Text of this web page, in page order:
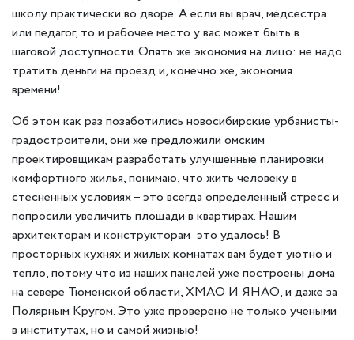
школу практически во дворе. А если вы врач, медсестра
или педагог, то и рабочее место у вас может быть в
шаговой доступности. Опять же экономия на лицо: не надо
тратить деньги на проезд и, конечно же, экономия
времени!
Об этом как раз позаботились новосибирские урбанисты-
градостроители, они же предложили омским
проектировщикам разработать улучшенные планировки
комфортного жилья, понимаю, что жить человеку в
стесненных условиях – это всегда определенный стресс и
попросили увеличить площади в квартирах. Нашим
архитекторам и конструкторам это удалось! В
просторных кухнях и жилых комнатах вам будет уютно и
тепло, потому что из наших панелей уже построены дома
на севере Тюменской области, ХМАО И ЯНАО, и даже за
Полярным Кругом. Это уже проверено не только учеными
в институтах, но и самой жизнью!